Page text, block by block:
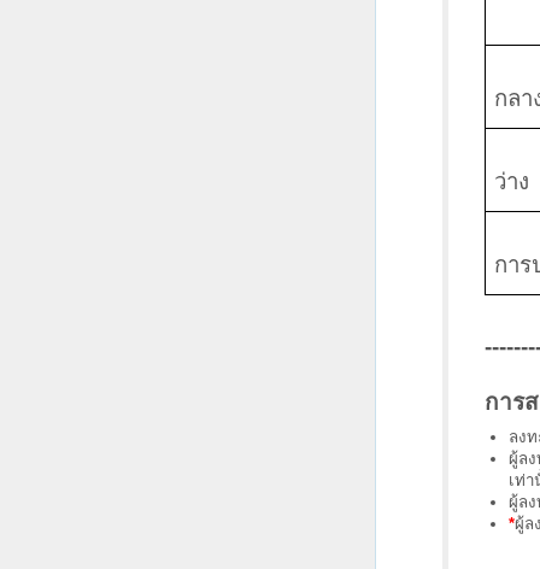
กลา
ว่าง
การ
การ
ลง
ผู้ล
เท่
ผู้ลง
*ผู้ล